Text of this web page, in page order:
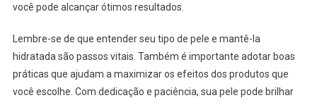
você pode alcançar ótimos resultados.
Lembre-se de que entender seu tipo de pele e mantê-la
hidratada são passos vitais. Também é importante adotar boas
práticas que ajudam a maximizar os efeitos dos produtos que
você escolhe. Com dedicação e paciência, sua pele pode brilhar